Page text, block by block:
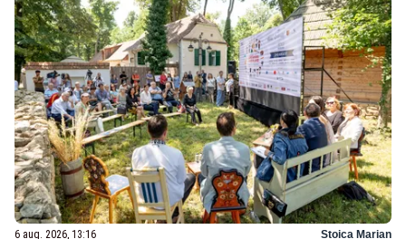
6 aug. 2026, 13:16 Stoica Marian